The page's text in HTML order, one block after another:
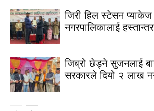
जिरी हिल स्टेसन प्याकेज
नगरपालिकालाई
जिब्रो छेड्ने सुजनलाई
सरकारले दियो २ लाख